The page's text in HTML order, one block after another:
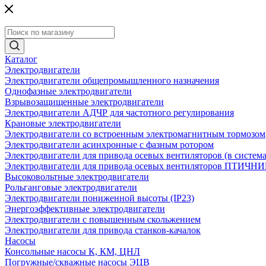
Каталог
Электродвигатели
Электродвигатели общепромышленного назначения
Однофазные электродвигатели
Взрывозащищенные электродвигатели
Электродвигатели АДЧР для частотного регулирования
Крановые электродвигатели
Электродвигатели со встроенным электромагнитным тормозом
Электродвигатели асинхронные с фазным ротором
Электродвигатели для привода осевых вентиляторов (в
Электродвигатели для привода осевых вентиляторов
Высоковольтные электродвигатели
Рольганговые электродвигатели
Электродвигатели пониженной высоты (IP23)
Энергоэффективные электродвигатели
Электродвигатели с повышенным скольжением
Электродвигатели для привода станков-качалок
Насосы
Консольные насосы К, КМ, ЦНЛ
Погружные/скважные насосы ЭЦВ